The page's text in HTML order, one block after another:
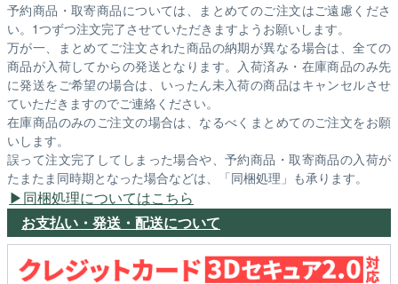
予約商品・取寄商品については、まとめてのご注文はご遠慮くださ
い。1つずつ注文完了させていただきますようお願いします。
万が一、まとめてご注文された商品の納期が異なる場合は、全ての
商品が入荷してからの発送となります。入荷済み・在庫商品のみ先
に発送をご希望の場合は、いったん未入荷の商品はキャンセルさせ
ていただきますのでご連絡ください。
在庫商品のみのご注文の場合は、なるべくまとめてのご注文をお願
いします。
誤って注文完了してしまった場合や、予約商品・取寄商品の入荷が
たまたま同時期となった場合などは、「同梱処理」も承ります。
同梱処理についてはこちら
お支払い・発送・配送について